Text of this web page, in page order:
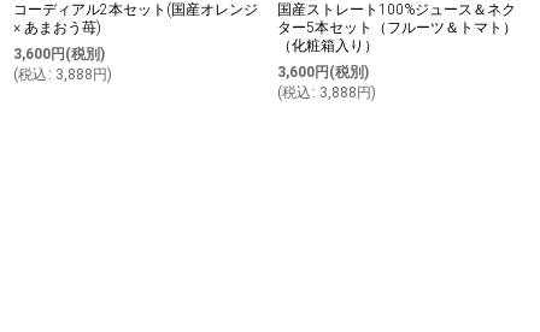
コーディアル2本セット(国産オレンジ
× あまおう苺)
3,600円 (税別)
(税込 : 3,888 円)
国産ストレート100%ジュース＆ネク
ター5本セット（フルーツ＆トマト）
（化粧箱入り）
3,600円 (税別)
(税込 : 3,888 円)